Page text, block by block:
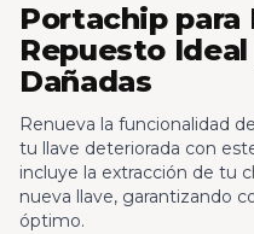
Portachip para
Repuesto
Dañadas
Renueva la funcionalidad
tu llave deteriorada con
incluye la extracción de tu
nueva llave, garantizando
óptimo.